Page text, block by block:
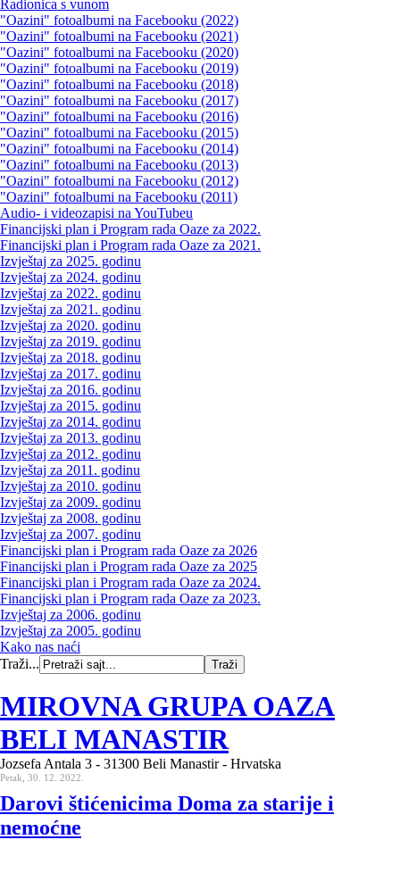
Radionica s vunom
"Oazini" fotoalbumi na Facebooku (2022)
"Oazini" fotoalbumi na Facebooku (2021)
"Oazini" fotoalbumi na Facebooku (2020)
"Oazini" fotoalbumi na Facebooku (2019)
"Oazini" fotoalbumi na Facebooku (2018)
"Oazini" fotoalbumi na Facebooku (2017)
"Oazini" fotoalbumi na Facebooku (2016)
"Oazini" fotoalbumi na Facebooku (2015)
"Oazini" fotoalbumi na Facebooku (2014)
"Oazini" fotoalbumi na Facebooku (2013)
"Oazini" fotoalbumi na Facebooku (2012)
"Oazini" fotoalbumi na Facebooku (2011)
Audio- i videozapisi na YouTubeu
Financijski plan i Program rada Oaze za 2022.
Financijski plan i Program rada Oaze za 2021.
Izvještaj za 2025. godinu
Izvještaj za 2024. godinu
Izvještaj za 2022. godinu
Izvještaj za 2021. godinu
Izvještaj za 2020. godinu
Izvještaj za 2019. godinu
Izvještaj za 2018. godinu
Izvještaj za 2017. godinu
Izvještaj za 2016. godinu
Izvještaj za 2015. godinu
Izvještaj za 2014. godinu
Izvještaj za 2013. godinu
Izvještaj za 2012. godinu
Izvještaj za 2011. godinu
Izvještaj za 2010. godinu
Izvještaj za 2009. godinu
Izvještaj za 2008. godinu
Izvještaj za 2007. godinu
Financijski plan i Program rada Oaze za 2026
Financijski plan i Program rada Oaze za 2025
Financijski plan i Program rada Oaze za 2024.
Financijski plan i Program rada Oaze za 2023.
Izvještaj za 2006. godinu
Izvještaj za 2005. godinu
Kako nas naći
Traži...
MIROVNA GRUPA OAZA
BELI MANASTIR
Jozsefa Antala 3 - 31300 Beli Manastir - Hrvatska
Petak, 30. 12. 2022.
Darovi štićenicima Doma za starije i
nemoćne